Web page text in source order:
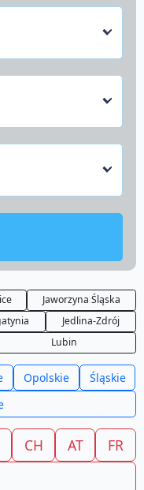
Jaworzyna Śląska
Jedlina-Zdrój
Lubin
Opolskie
Śląskie
CH AT
FR